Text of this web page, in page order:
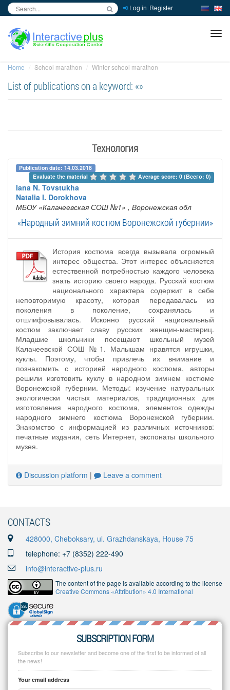
Log in Register
Home School marathon Winter school marathon
List of publications on a keyword: «»
Технология
Publication date: 14.03.2018
Evaluate the material
Average score: 0 (Всего: 0)
Iana N. Tovstukha
Natalia I. Dorokhova
МБОУ «Калачеевская СОШ №1» , Воронежская обл
«Народный зимний костюм Воронежской губернии»
История костюма всегда вызывала огромный
интерес общества. Этот интерес объясняется
естественной потребностью каждого человека
знать историю своего народа. Русский костюм
национального характера содержит в себе
неповторимую красоту, которая передавалась из
поколения в поколение, сохранялась и
отшлифовывалась. Исконно русский национальный
костюм заключает славу русских женщин-мастериц.
Младшие школьники посещают школьный музей
Калачеевской СОШ №1. Малышам нравятся игрушки,
куклы. Поэтому, чтобы привлечь их внимание и
познакомить с историей народного костюма, авторы
решили изготовить куклу в народном зимнем костюме
Воронежской губернии. Методы: изучение натуральных
экологически чистых материалов, традиционных для
изготовления народного костюма, элементов одежды
народного зимнего костюма Воронежской губернии.
Знакомство с информацией из различных источников:
печатные издания, сеть Интернет, экспонаты школьного
музея.
Discussion platform | Leave a comment
CONTACTS
428000, Cheboksary, ul. Grazhdanskaya, House 75
telephone: +7 (8352) 222-490
info@interactive-plus.ru
The content of the page is available according to the license
Creative Commons «Attribution» 4.0 International
SUBSCRIPTION FORM
Subscribe to our newsletter and become one of the first to be informed of all
the news!
Your email address